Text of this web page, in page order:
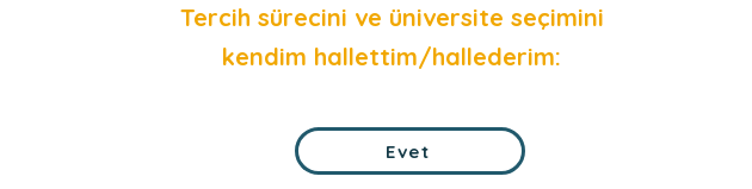
Tercih sürecini ve üniversite seçimini
kendim hallettim/hallederim:
Evet